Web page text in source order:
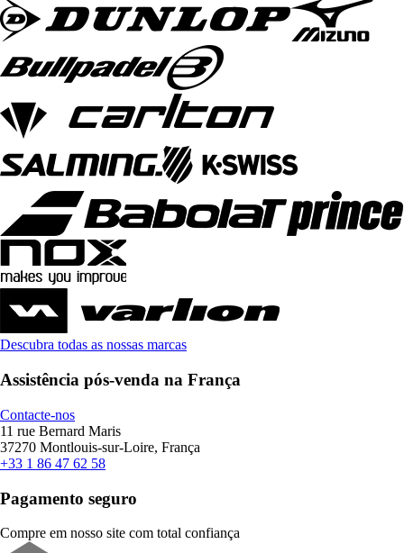
Descubra todas as nossas marcas
Assistência pós-venda na França
Contacte-nos
11 rue Bernard Maris
37270 Montlouis-sur-Loire, França
+33 1 86 47 62 58
Pagamento seguro
Compre em nosso site com total confiança